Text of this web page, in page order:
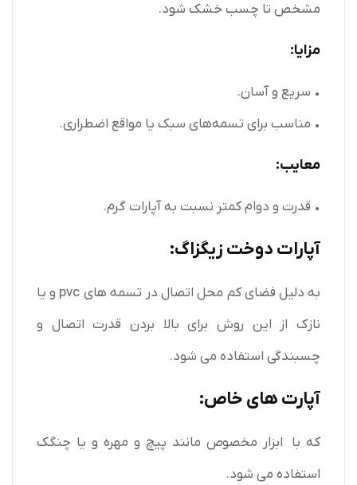
مشخص تا چسب خشک شود.
مزایا:
• سریع و آسان.
• مناسب برای تسمه‌های سبک یا مواقع اضطراری.
معایب:
• قدرت و دوام کمتر نسبت به آپارات گرم.
آپارات دوخت زیگزاگ:
به دلیل فضای کم محل اتصال در تسمه های pvc و یا
نازک از این روش برای بالا بردن قدرت اتصال و
چسبندگی استفاده می شود.
آپارت های خاص:
که با ابزار مخصوص مانند پیچ و مهره و یا چنگک
استفاده می شود.